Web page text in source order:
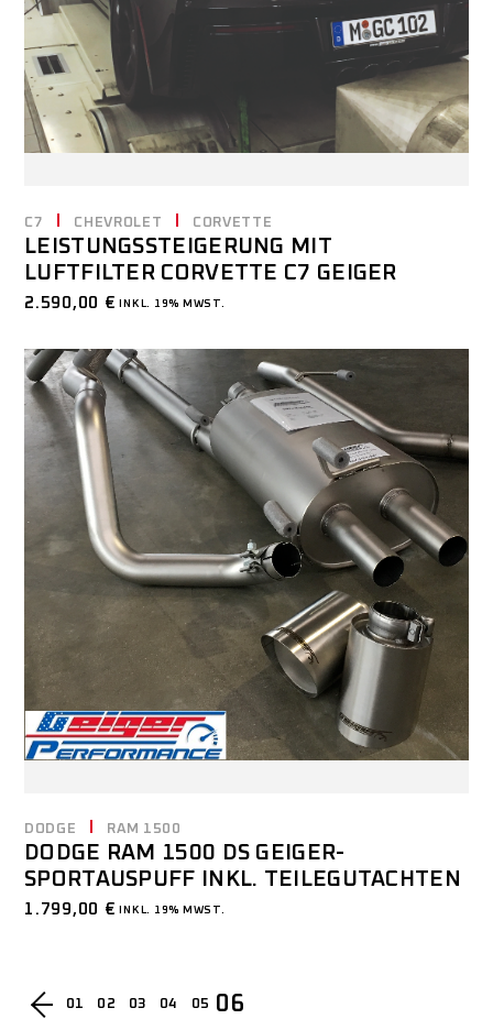
C7 CHEVROLET CORVETTE
LEISTUNGSSTEIGERUNG MIT
LUFTFILTER CORVETTE C7 GEIGER
2.590,00 € INKL. 19% MWST.
DODGE RAM 1500
DODGE RAM 1500 DS GEIGER-
SPORTAUSPUFF INKL. TEILEGUTACHTEN
1.799,00 € INKL. 19% MWST.
01 02 03 04 05 06